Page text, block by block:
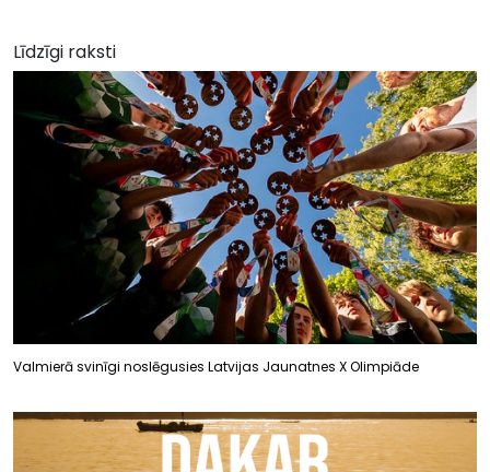
Līdzīgi raksti
Valmierā svinīgi noslēgusies Latvijas Jaunatnes X Olimpiāde